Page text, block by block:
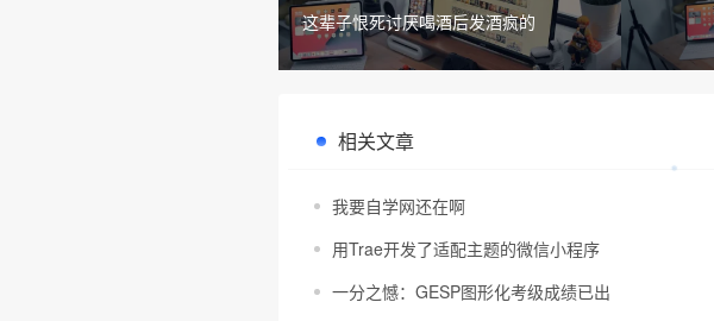
这辈子恨死讨厌喝酒后发酒疯的
相关文章
我要自学网还在啊
用Trae开发了适配主题的微信小程序
一分之憾：GESP图形化考级成绩已出